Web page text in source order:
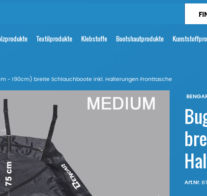
Textilprodukte Klebstoffe Bootshautprodukte
- 190cm) breite Schlauchboote inkl. Halterungen Fronttasche
Art.Nr.